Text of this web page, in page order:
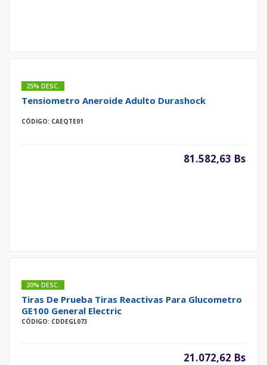
25% DESC.
Tensiometro Aneroide Adulto Durashock
CÓDIGO: CAEQTE01
81.582,63 Bs
20% DESC.
Tiras De Prueba Tiras Reactivas Para Glucometro
GE100 General Electric
CÓDIGO: CDDEGL073
21.072,62 Bs